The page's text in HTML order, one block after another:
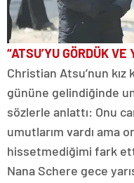
“ATSU’YU GÖRDÜK VE
Christian Atsu’nun kız
gününe gelindiğinde
sözlerle anlattı: Onu
umutlarım vardı ama
hissetmediğimi fark
Nana Schere gece